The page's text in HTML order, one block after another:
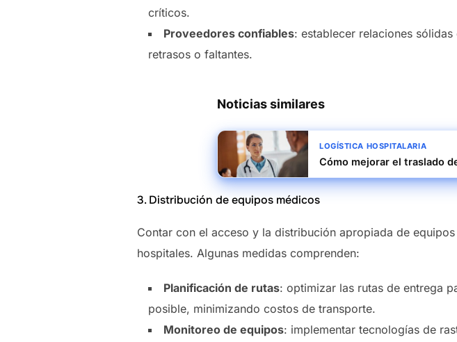
críticos.
Proveedores confiables: establecer relaciones
retrasos o faltantes.
Noticias similares
LOGÍSTICA HOSPITALARIA
Cómo mejorar el traslado
3. Distribución de equipos médicos
Contar con el acceso y la distribución apropiada de
hospitales. Algunas medidas comprenden:
Planificación de rutas: optimizar las rutas de entrega
posible, minimizando costos de transporte.
Monitoreo de equipos: implementar tecnologías de